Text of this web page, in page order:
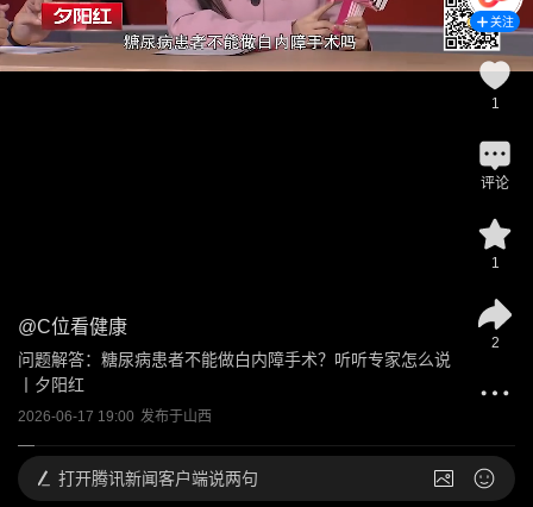
@C位看健康
问题解答：糖尿病患者不能做白内障手术？听听专家怎么说
丨夕阳红
2026-06-17 19:00 发布于山西
关注
1
评论
1
2
打开腾讯新闻客户端说两句